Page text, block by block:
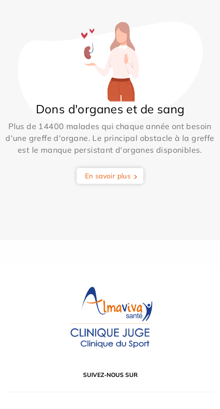
Dons d'organes et de sang
Plus de 14400 malades qui chaque année ont besoin
d'une greffe d'organe. Le principal obstacle à la greffe
est le manque persistant d'organes disponibles.
En savoir plus
SUIVEZ-NOUS SUR